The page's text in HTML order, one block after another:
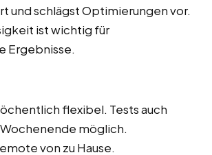
und schlägst Optimierungen vor.
ist wichtig für
Ergebnisse.
flexibel. Tests auch
möglich.
von zu Hause.